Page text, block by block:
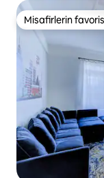
Misafirlerin
Misafirlerin